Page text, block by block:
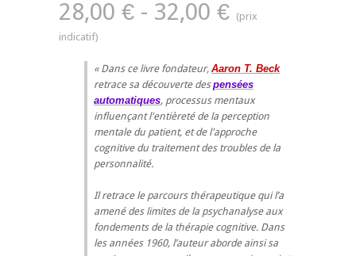
28,00 € - 32,00 €
Dans ce livre fondateur, Aaron T. Beck
retrace sa découverte despensées
automatiques, processus mentaux
influençant l'entièreté de la perception
mentale du patient, et de l'approche
cognitive du traitement des troubles de la
personnalité.
Il retrace le parcours thérapeutique qui l’a
amené des limites de la psychanalyse aux
fondements de la thérapie cognitive. Dans
les années 1960, l’auteur aborde ainsi sa